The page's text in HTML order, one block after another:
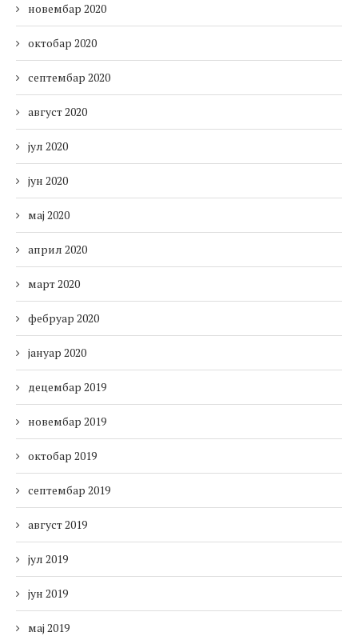
новембар 2020
октобар 2020
септембар 2020
август 2020
јул 2020
јун 2020
мај 2020
април 2020
март 2020
фебруар 2020
јануар 2020
децембар 2019
новембар 2019
октобар 2019
септембар 2019
август 2019
јул 2019
јун 2019
мај 2019